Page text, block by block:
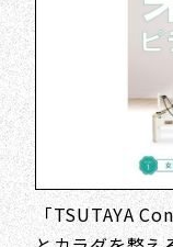
「TSUTAYA